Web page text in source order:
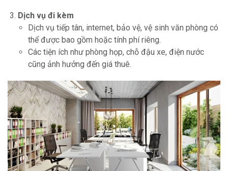
Dịch vụ đi kèm
Dịch vụ tiếp tân, internet, bảo vệ, vệ sinh văn phòng có
thể được bao gồm hoặc tính phí riêng.
Các tiện ích như phòng họp, chỗ đậu xe, điện nước
cũng ảnh hưởng đến giá thuê.